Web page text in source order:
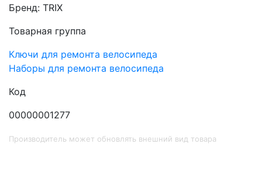
Бренд: TRIX
Товарная группа
Ключи для ремонта велосипеда
Наборы для ремонта велосипеда
Код
00000001277
Производитель может обновлять внешний вид товара